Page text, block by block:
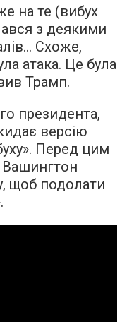
на те (вибух
з деякими
Схоже,
атака. Це була
Трамп.
президента,
версію
Перед цим
щоб подолати